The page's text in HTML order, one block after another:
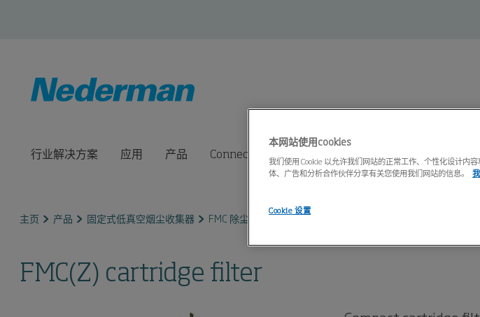
行业解决方案 应用 产品 Connected Solutions 服务 知识中心
主页 产品 固定式低真空烟尘收集器 FMC 除尘器 FMC(Z) cartridge filter
FMC(Z) cartridge filter
本网站使用cookies
我们使用 Cookie 以允许我们网站的正常工作、个性化设计内
体、广告和分析合作伙伴分享有关您使用我们网站的信息。
Cookie 设置